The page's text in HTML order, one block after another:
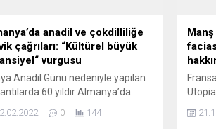
anadil ve çokdilliliğe
çağrıları: “Kültürel büyük
vurgusu
Anadil Günü nedeniyle yapılan
60 yıldır Almanya’da
Türkiye kökenliler de
Federal Almanya’nın
0 144